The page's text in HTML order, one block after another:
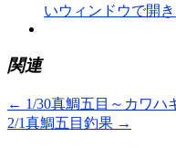
いウィンドウで開
関連
← 1/30真鯛五目～カワハ
2/1真鯛五目釣果 →